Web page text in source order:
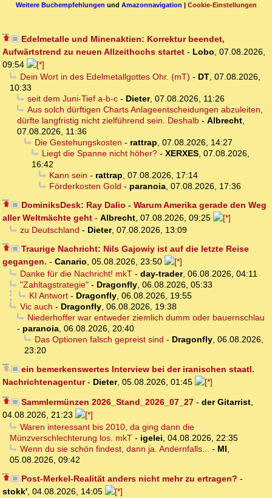
Weitere Buchempfehlungen und Amazonnavigation | Cookie-Einstellungen
Edelmetalle und Minenaktien: Korrektur beendet,
Aufwärtstrend zu neuen Allzeithochs startet - Lobo, 07.08.2026,
09:54
Dein Wort in des Edelmetallgottes Ohr. (mT) - DT, 07.08.2026,
10:33
seit dem Juni-Tief a-b-c- Dieter, 07.08.2026, 11:26
Aus solch dürftigen Charts Anlageentscheidungen abzuleiten,
dürfte langfristig nicht zielführend sein. Deshalb - Albrecht,
07.08.2026, 11:36
Die Gestehungskosten - rattrap, 07.08.2026, 14:27
Liegt die Spanne nicht höher?- XERXES, 07.08.2026,
16:42
Kann sein - rattrap, 07.08.2026, 17:14
Förderkosten Gold - paranoia, 07.08.2026, 17:36
DominiksDesk: Ray Dalio - Warum Amerika gerade den Weg
aller Weltmächte geht - Albrecht, 07.08.2026, 09:25
zu Deutschland - Dieter, 07.08.2026, 13:09
Traurige Nachricht: Nils Gajowiy ist auf die letzte Reise
gegangen. - Canario, 05.08.2026, 23:50
Danke für die Nachricht! mkT- day-trader, 06.08.2026, 04:11
"Zahltagstrategie"- Dragonfly, 06.08.2026, 05:33
KI Antwort- Dragonfly, 06.08.2026, 19:55
Vic auch - Dragonfly, 06.08.2026, 19:38
Niederhoffer war entweder ziemlich dumm oder bauernschlau
- paranoia, 06.08.2026, 20:40
Das Optionen falsch gepreist sind - Dragonfly, 06.08.2026,
23:20
ein bemerkenswertes Interview bei der iranischen staatl.
Nachrichtenagentur- Dieter, 05.08.2026, 01:45
Sammlermünzen 2026_Stand_2026_07_27- der Gitarrist,
04.08.2026, 21:23
Waren interessant bis 2010, da ging dann die
Münzverschlechterung los. mkT - igelei, 04.08.2026, 22:35
Wenn du sie schön findest, dann ja. Andernfalls... - MI,
05.08.2026, 09:42
Post-Merkel-Realität anders nicht mehr zu ertragen? -
stokk', 04.08.2026, 14:05